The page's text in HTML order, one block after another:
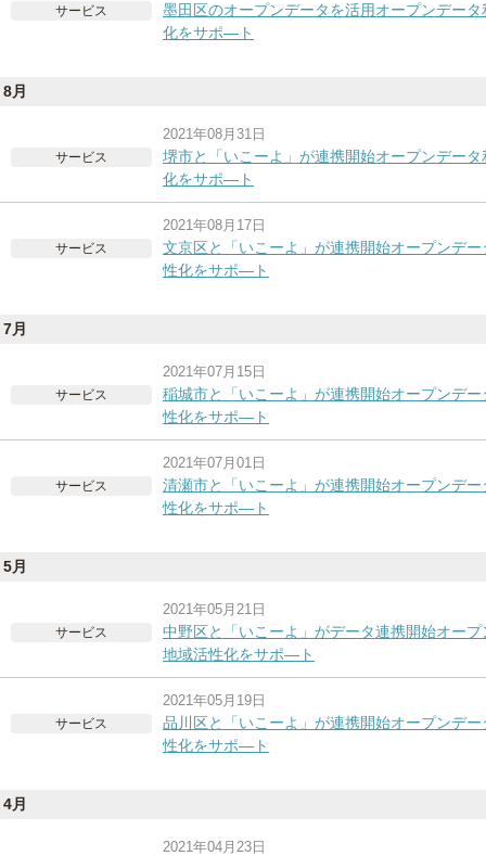
サービス
墨田区のオープンデータを活用オープンデー
化をサポ―ト
8月
サービス
2021年08月31日
堺市と「いこーよ」が連携開始オープンデー
化をサポ―ト
サービス
2021年08月17日
文京区と「いこーよ」が連携開始オープンデ
性化をサポ―ト
7月
サービス
2021年07月15日
稲城市と「いこーよ」が連携開始オープンデ
性化をサポ―ト
サービス
2021年07月01日
清瀬市と「いこーよ」が連携開始オープンデ
性化をサポ―ト
5月
サービス
2021年05月21日
中野区と「いこーよ」がデータ連携開始オー
地域活性化をサポ―ト
サービス
2021年05月19日
品川区と「いこーよ」が連携開始オープンデ
性化をサポ―ト
4月
2021年04月23日